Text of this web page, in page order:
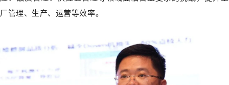
厂管理、生产、运营等效率。